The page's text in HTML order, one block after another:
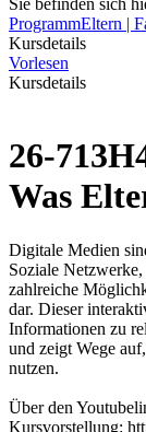
Sie befinden sich
ProgrammEltern |
Kursdetails
Vorlesen
Kursdetails
26-
Was
Digitale Medien
Soziale
zahlreiche
dar. Dieser
Informationen zu
und zeigt Wege
nutzen.
Über den
Kursvorstellung: